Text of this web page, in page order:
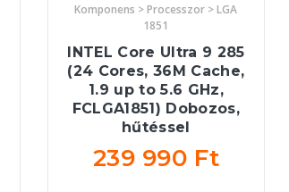
Komponens > Processzor > LGA
1851
INTEL Core Ultra 9 285
(24 Cores, 36M Cache,
1.9 up to 5.6 GHz,
FCLGA1851) Dobozos,
hűtéssel
239 990 Ft